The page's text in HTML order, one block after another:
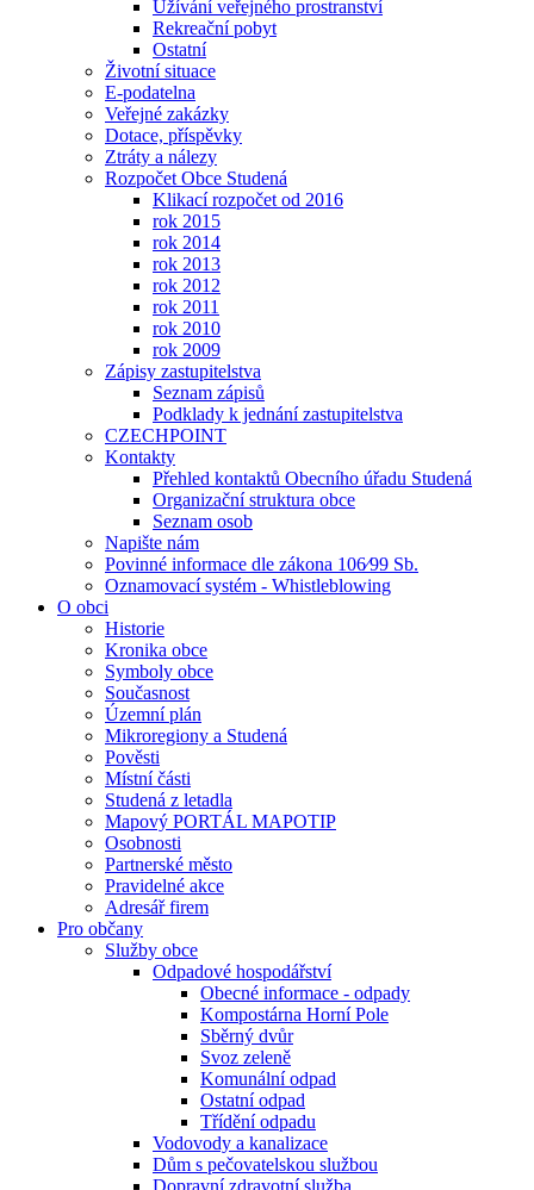
Užívání veřejného prostranství
Rekreační pobyt
Ostatní
Životní situace
E-podatelna
Veřejné zakázky
Dotace, příspěvky
Ztráty a nálezy
Rozpočet Obce Studená
Klikací rozpočet od 2016
rok 2015
rok 2014
rok 2013
rok 2012
rok 2011
rok 2010
rok 2009
Zápisy zastupitelstva
Seznam zápisů
Podklady k jednání zastupitelstva
CZECHPOINT
Kontakty
Přehled kontaktů Obecního úřadu Studená
Organizační struktura obce
Seznam osob
Napište nám
Povinné informace dle zákona 106⁄99 Sb.
Oznamovací systém - Whistleblowing
O obci
Historie
Kronika obce
Symboly obce
Současnost
Územní plán
Mikroregiony a Studená
Pověsti
Místní části
Studená z letadla
Mapový PORTÁL MAPOTIP
Osobnosti
Partnerské město
Pravidelné akce
Adresář firem
Pro občany
Služby obce
Odpadové hospodářství
Obecné informace - odpady
Kompostárna Horní Pole
Sběrný dvůr
Svoz zeleně
Komunální odpad
Ostatní odpad
Třídění odpadu
Vodovody a kanalizace
Dům s pečovatelskou službou
Dopravní zdravotní služba